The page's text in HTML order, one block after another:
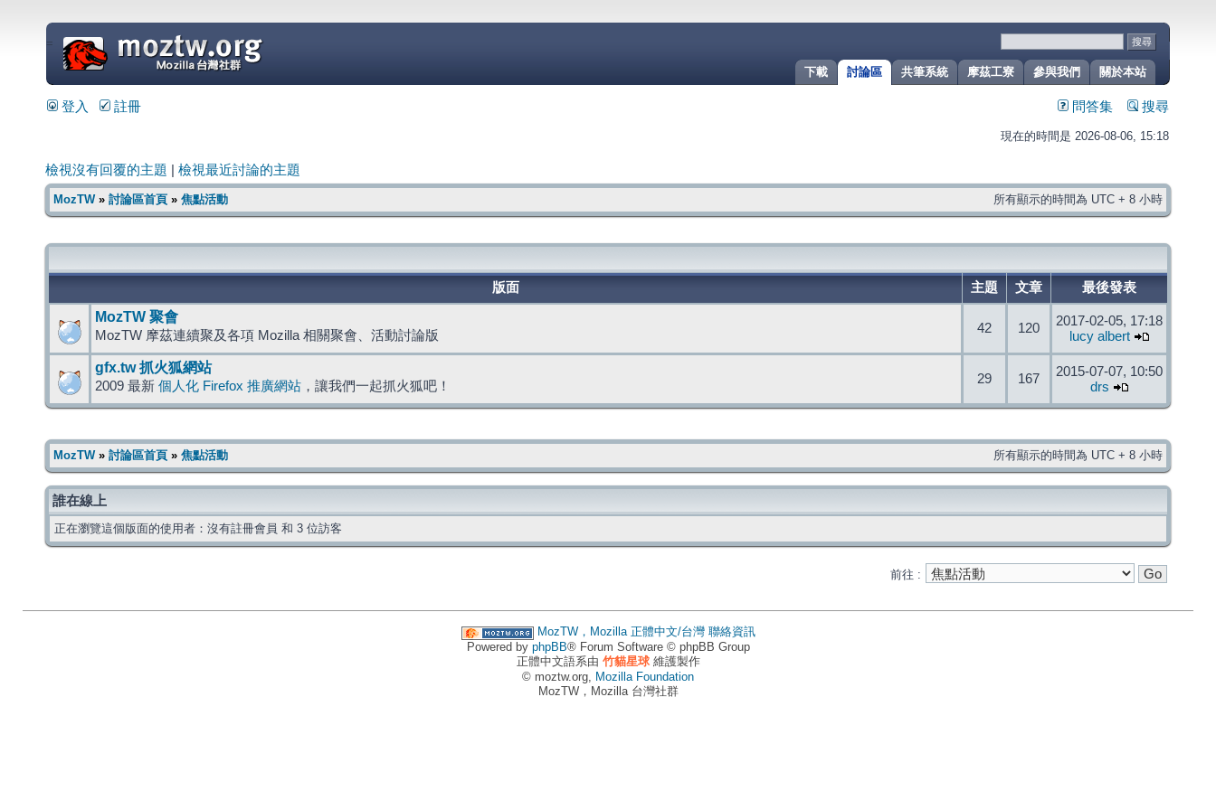
關於本站
參與我們
摩茲工寮
共筆系統
討論區
下載
=
登入 註冊 問答集 搜尋
現在的時間是 2026-08-06, 15:18
檢視沒有回覆的主題 檢視最近討論的主題
MozTW» 討論區首頁 » 焦點活動 所有顯示的時間為 UTC + 8 小時
版面 主題 文章 最後發表
MozTW 聚會
MozTW 摩茲連續聚及各項 Mozilla 相關聚會、活動討論版 42 120
2017-02-05, 17:18
lucy albert
gfx.tw 抓火狐網站
2009 最新 個人化 Firefox 推廣網站 ，讓我們一起抓火狐吧！ 29 167
2015-07-07, 10:50
drs
MozTW» 討論區首頁 » 焦點活動 所有顯示的時間為 UTC + 8 小時
誰在線上
正在瀏覽這個版面的使用者：沒有註冊會員 和 3 位訪客
前往 :
MozTW，Mozilla 正體中文/台灣 聯絡資訊
Powered by phpBB® Forum Software © phpBB Group
正體中文語系由 竹貓星球維護製作
© moztw.org, Mozilla Foundation
MozTW，Mozilla 台灣社群